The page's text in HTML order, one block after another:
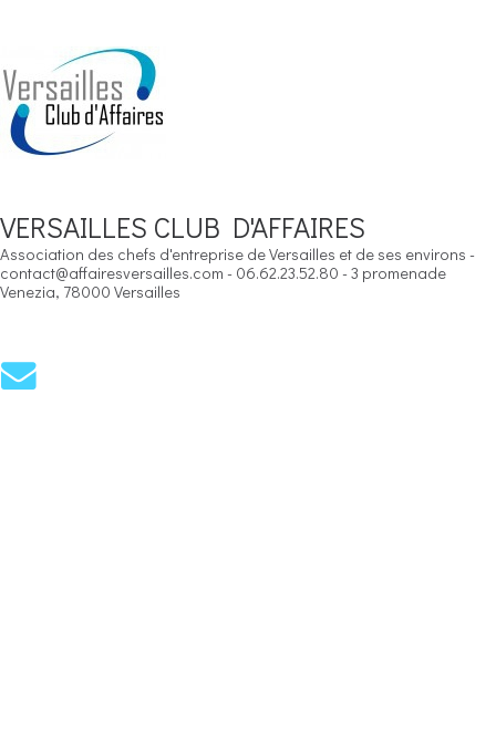
VERSAILLES CLUB D'AFFAIRES
Association des chefs d'entreprise de Versailles et de ses environs -
contact@affairesversailles.com - 06.62.23.52.80 - 3 promenade
Venezia, 78000 Versailles